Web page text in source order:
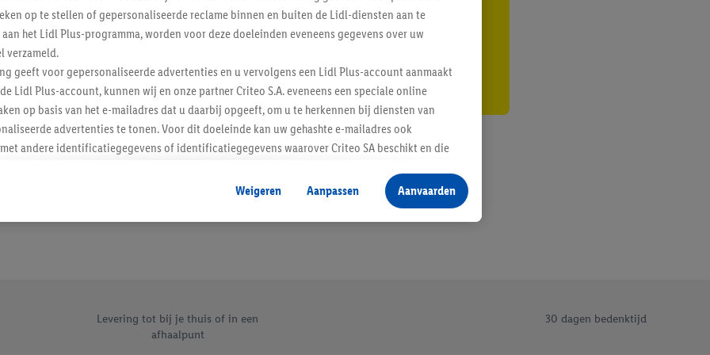
Schrijf je in op de newsletter
Inschrijven
Levering tot bij je thuis of in een
afhaalpunt
30 dagen bedenktijd
op te stellen of gepersonaliseerde reclame binnen en buiten de Lidl-diensten aan te
het Lidl Plus-programma, worden voor deze doeleinden eveneens gegevens over uw
verzameld.
geeft voor gepersonaliseerde advertenties en u vervolgens een Lidl Plus-account aanmaakt
Lidl Plus-account, kunnen wij en onze partner Criteo S.A. eveneens een speciale online
op basis van het e-mailadres dat u daarbij opgeeft, om u te herkennen bij diensten van
advertenties te tonen. Voor dit doeleinde kan uw gehashte e-mailadres ook
andere identificatiegegevens of identificatiegegevens waarover Criteo SA beschikt en die
kunnen advertenties in het kader van retargeting, d.w.z. advertenties voor producten waarin
(bijvoorbeeld door het product in de webshop aan uw winkelmandje toe te voegen, maar het
apparaten en verschillende Lidl-diensten worden weergegeven als er met behulp
stemt u in met alle verwerkingen voor alle bovengenoemde doeleinden. Meer informatie,
van de gegevens en uw recht om uw toestemming te allen tijde met vooruitwerkende
Weigeren Aanpassen Aanvaarden